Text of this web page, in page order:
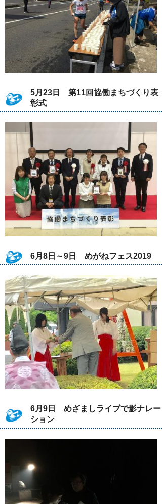
5月23日 第11回協働まちづくり表
彰式
6月8日～9日 めがねフェス2019
6月9日 めざましライブで影ナレー
ション